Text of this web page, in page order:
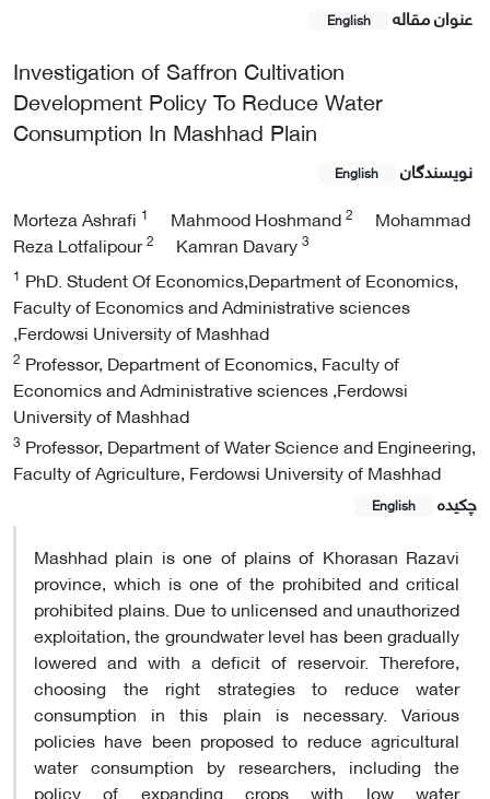
عنوان مقاله English
Investigation of Saffron Cultivation
Development Policy To Reduce Water
Consumption In Mashhad Plain
نویسندگان English
Morteza Ashrafi 1 Mahmood Hoshmand2
Mohammad
Reza Lotfalipour2 Kamran Davary3
1 PhD. Student Of Economics,Department of Economics,
Faculty of Economics and Administrative sciences
,Ferdowsi University of Mashhad
2 Professor, Department of Economics, Faculty of
Economics and Administrative sciences ,Ferdowsi
University of Mashhad
3 Professor, Department of Water Science and Engineering,
Faculty of Agriculture, Ferdowsi University of Mashhad
چکیده
English
Mashhad plain is one of plains of Khorasan Razavi
province, which is one of the prohibited and critical
prohibited plains. Due to unlicensed and unauthorized
exploitation, the groundwater level has been gradually
lowered and with a deficit of reservoir. Therefore,
choosing the right strategies to reduce water
consumption in this plain is necessary. Various
policies have been proposed to reduce agricultural
water consumption by researchers, including the
policy of expanding crops with low water